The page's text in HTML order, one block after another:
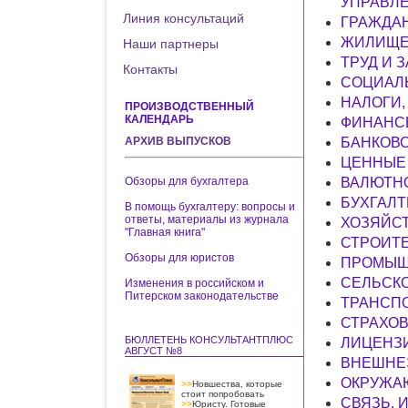
Линия консультаций
Наши партнеры
Контакты
ПРОИЗВОДСТВЕННЫЙ
КАЛЕНДАРЬ
АРХИВ ВЫПУСКОВ
Обзоры для бухгалтера
В помощь бухгалтеру: вопросы и
ответы, материалы из журнала
"Главная книга"
Обзоры для юристов
Изменения в российском и
Питерском законодательстве
БЮЛЛЕТЕНЬ КОНСУЛЬТАНТПЛЮС
АВГУСТ №8
>>Новшества, которые
стоит попробовать
>>Юристу. Готовые
ТРУД И
ЦЕННЫЕ
СВЯЗЬ.